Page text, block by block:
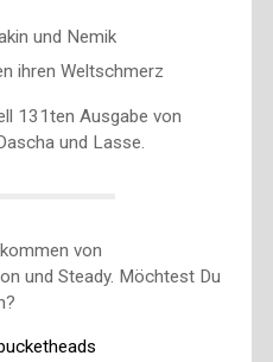
und Nemik
ihren Weltschmerz
131ten Ausgabe von
und Lasse.
von
und Steady. Möchtest Du